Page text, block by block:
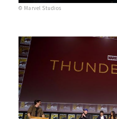
© Marvel Studios